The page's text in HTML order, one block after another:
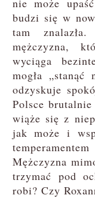
budzi się w
tam
mężczyzna,
wyciąga
mogła
odzyskuje
Polsce
wiąże się z
jak może i
Mężczyzna
trzymać pod
robi? Czy